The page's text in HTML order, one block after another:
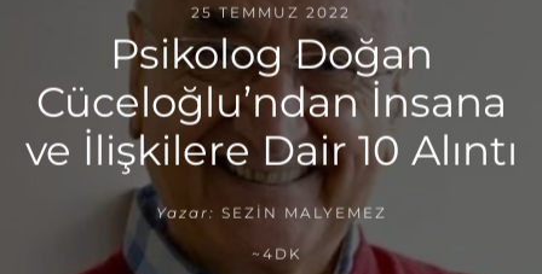
25 TEMMUZ 2022
Psikolog Doğan
Cüceloğlu’ndan İnsana
ve İlişkilere Dair 10 Alıntı
Yazar: SEZIN MALYEMEZ
~4DK